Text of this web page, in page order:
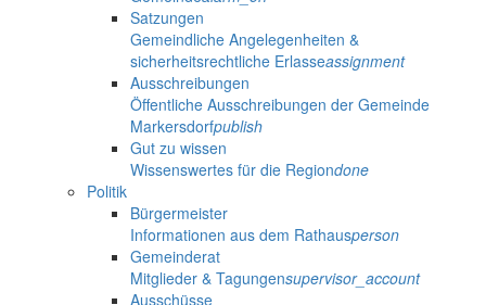
Satzungen
Gemeindliche Angelegenheiten &
sicherheitsrechtliche Erlasseassignment
Ausschreibungen
Öffentliche Ausschreibungen der Gemeinde
Markersdorfpublish
Gut zu wissen
Wissenswertes für die Regiondone
Politik
Bürgermeister
Informationen aus dem Rathausperson
Gemeinderat
Mitglieder & Tagungensupervisor_account
Ausschüsse